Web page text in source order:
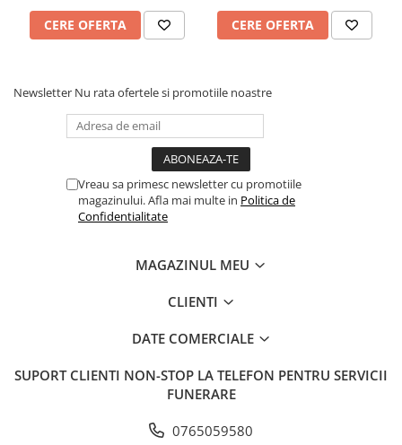
CERE OFERTA CERE OFERTA
Newsletter Nu rata ofertele si promotiile noastre
Vreau sa primesc newsletter cu promotiile
magazinului. Afla mai multe in Politica de
Confidentialitate
MAGAZINUL MEU
CLIENTI
DATE COMERCIALE
SUPORT CLIENTI NON-STOP LA TELEFON PENTRU SERVICII
FUNERARE
0765059580